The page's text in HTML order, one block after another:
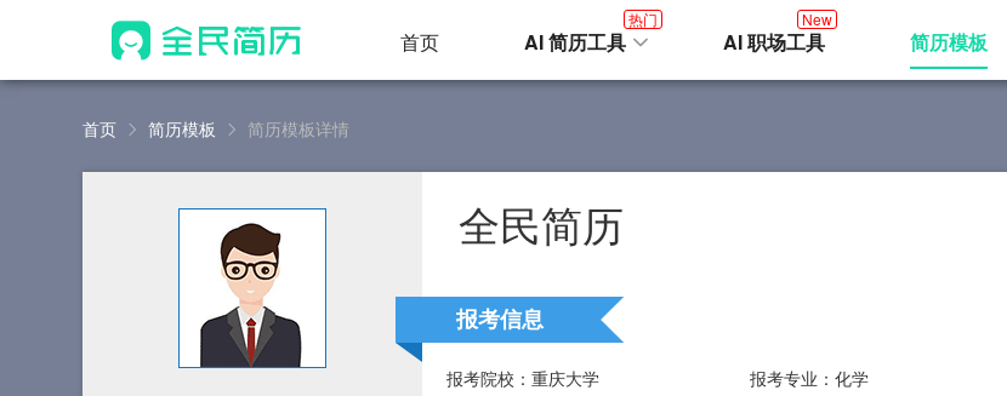
首页 AI 简历工具
热门
AI 职场工具
New
简历模板
首页 简历模板 简历模板详情
全民简历
报考信息
报考院校：重庆大学 报考专业：化学